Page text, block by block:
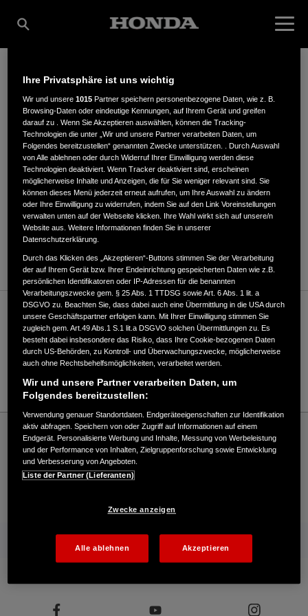
DETERDING GMBH
Hauptstr. 28,31621,Pennigsehl
ANFAHRTSBESCHREIBUNG ANFORDERN
WEBSITE
Verkauf / Kundendienst
05028/90090
E-Mail
Honda
Rasen und Garten
Deterding GmbH - Garten – Honda - HONDA Deutschland Offizielle Website | The
Power of Dreams
Mehr von Honda
Ihre Privatsphäre ist uns wichtig
Wir und unsere1015 Partner speichern personenbezogene Daten, wie z. B.
Browsing-Daten oder eindeutige Kennungen, auf Ihrem Gerät und greifen
darauf zu . Wenn Sie Akzeptieren auswählen, können die Tracking-
Technologien die unter „Wir und unsere Partner verarbeiten Daten, um
Folgendes bereitzustellen“ genannten Zwecke unterstützen. . Durch Auswahl
von Alle ablehnen oder durch Widerruf Ihrer Einwilligung werden diese
Technologien deaktiviert. Wenn Tracker deaktiviert sind, erscheinen
möglicherweise Inhalte und Anzeigen, die für Sie weniger relevant sind. Sie
können dieses Menü jederzeit erneut aufrufen, um Ihre Auswahl zu ändern
oder Ihre Einwilligung zu widerrufen, indem Sie auf den Link Voreinstellungen
verwalten unten auf der Webseite klicken. Ihre Wahl wirkt sich auf unsere/n
Website aus. Weitere Informationen finden Sie in unserer
Datenschutzerklärung.
Durch das Klicken des „Akzeptieren“-Buttons stimmen Sie der Verarbeitung
der auf Ihrem Gerät bzw. Ihrer Endeinrichtung gespeicherten Daten wie z.B.
persönlichen Identifikatoren oder IP-Adressen für die benannten
Verarbeitungszwecke gem. § 25 Abs. 1 TTDSG sowie Art. 6 Abs. 1 lit. a
DSGVO zu. Beachten Sie, dass dabei auch eine Übermittlung in die USA durch
unsere Geschäftspartner erfolgen kann. Mit Ihrer Einwilligung stimmen Sie
zugleich gem. Art.49 Abs.1 S.1 lit.a DSGVO solchen Übermittlungen zu. Es
besteht dabei insbesondere das Risiko, dass Ihre Cookie-bezogenen Daten
durch US-Behörden, zu Kontroll- und Überwachungszwecke, möglicherweise
auch ohne Rechtsbehelfsmöglichkeiten, verarbeitet werden.
Wir und unsere Partner verarbeiten Daten, um
Folgendes bereitzustellen:
Verwendung genauer Standortdaten. Endgeräteeigenschaften zur Identifikation
aktiv abfragen. Speichern von oder Zugriff auf Informationen auf einem
Endgerät. Personalisierte Werbung und Inhalte, Messung von Werbeleistung
und der Performance von Inhalten, Zielgruppenforschung sowie Entwicklung
und Verbesserung von Angeboten.
Liste der Partner (Lieferanten)
Zwecke anzeigen
Alle ablehnen Akzeptieren